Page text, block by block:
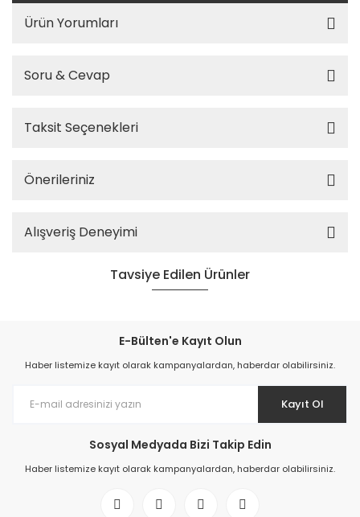
Ürün Yorumları
Soru & Cevap
Taksit Seçenekleri
Önerileriniz
Alışveriş Deneyimi
Tavsiye Edilen Ürünler
Yıldız Marin Cabin Star 450 Fiber Tekne
202.500,00 TL
E-Bülten'e Kayıt Olun
Haber listemize kayıt olarak kampanyalardan, haberdar olabilirsiniz.
Kayıt Ol
Sosyal Medyada Bizi Takip Edin
Haber listemize kayıt olarak kampanyalardan, haberdar olabilirsiniz.